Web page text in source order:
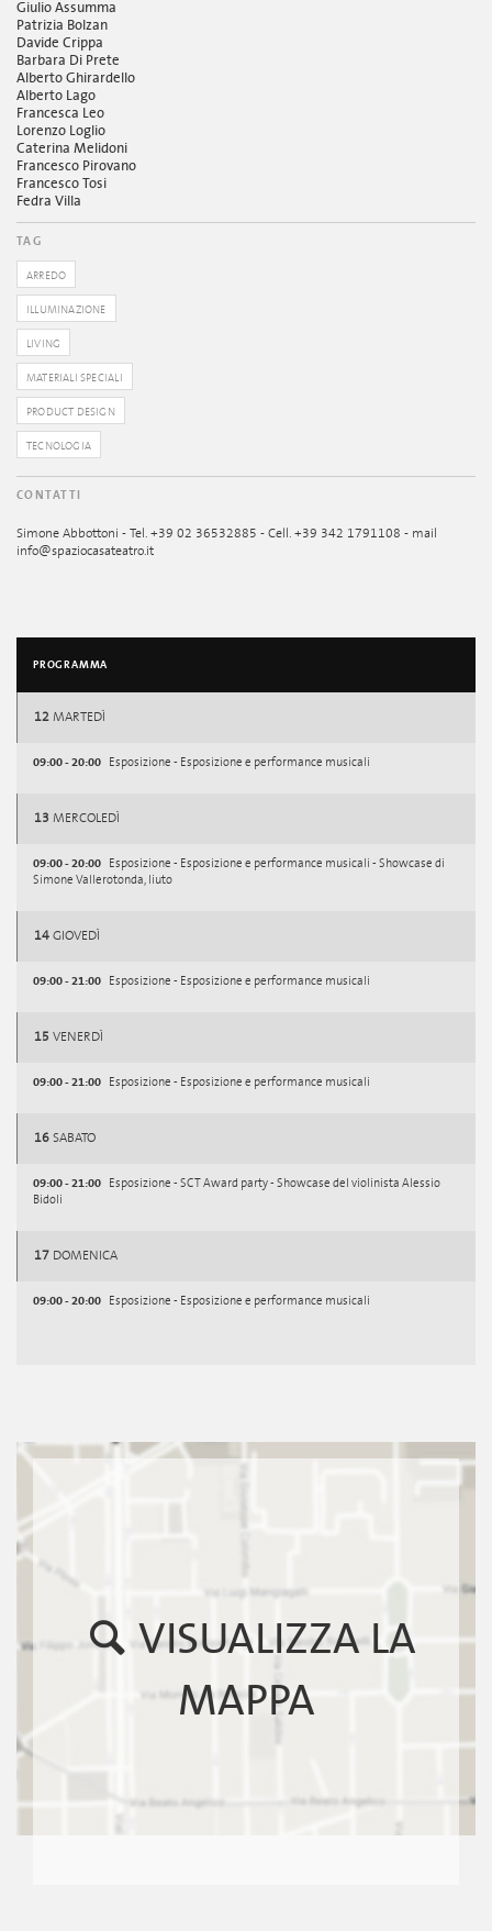
Giulio Assumma
Patrizia Bolzan
Davide Crippa
Barbara Di Prete
Alberto Ghirardello
Alberto Lago
Francesca Leo
Lorenzo Loglio
Caterina Melidoni
Francesco Pirovano
Francesco Tosi
Fedra Villa
TAG
ARREDO
ILLUMINAZIONE
LIVING
MATERIALI SPECIALI
PRODUCT DESIGN
TECNOLOGIA
CONTATTI
Simone Abbottoni - Tel. +39 02 36532885 - Cell. +39 342 1791108 - mail
info@spaziocasateatro.it
PROGRAMMA
12 MARTEDÌ
09:00 - 20:00 Esposizione - Esposizione e performance musicali
13 MERCOLEDÌ
09:00 - 20:00
Esposizione - Esposizione e performance musicali - Showcase di
Simone Vallerotonda, liuto
14 GIOVEDÌ
09:00 - 21:00 Esposizione - Esposizione e performance musicali
15 VENERDÌ
09:00 - 21:00 Esposizione - Esposizione e performance musicali
16 SABATO
09:00 - 21:00
Esposizione - SCT Award party - Showcase del violinista Alessio
Bidoli
17 DOMENICA
09:00 - 20:00 Esposizione - Esposizione e performance musicali
VISUALIZZA LA
MAPPA